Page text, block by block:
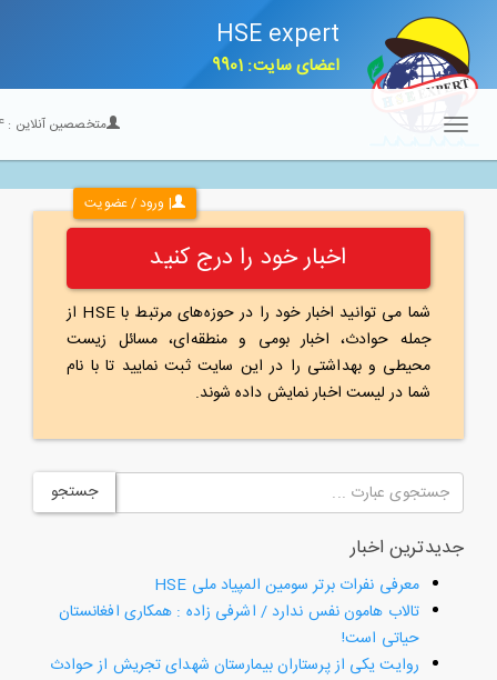
HSE expert
اعضای سایت: 9901
| ورود / عضویت
متخصصین آنلاین :24
Toggle
navigation
اخبار خود را درج کنید
شما می توانید اخبار خود را در حوزه‌های مرتبط با HSE از
جمله حوادث، اخبار بومی و منطقه‌ای، مسائل زیست
محیطی و بهداشتی را در این سایت ثبت نمایید تا با نام
شما در لیست اخبار نمایش داده شوند.
جستجو
جدیدترین اخبار
معرفی نفرات برتر سومین المپیاد ملی HSE
تالاب هامون نفس ندارد / اشرفی زاده : همکاری افغانستان
حیاتی است!
روایت یکی از پرستاران بیمارستان شهدای تجریش از حوادث